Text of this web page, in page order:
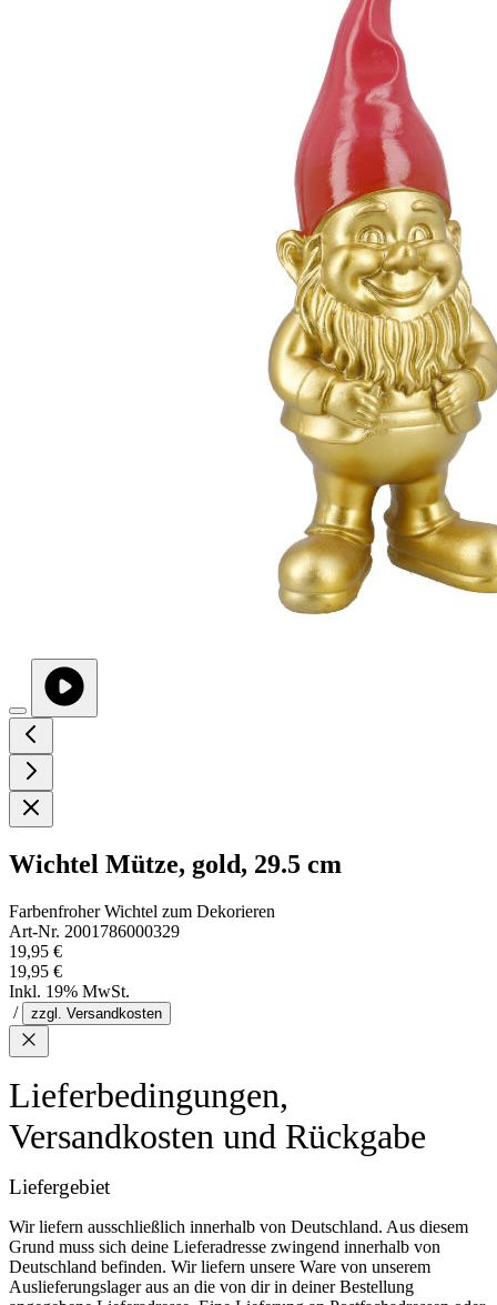
Wichtel Mütze, gold, 29.5 cm
Farbenfroher Wichtel zum Dekorieren
Art-Nr. 2001786000329
19,95 €
19,95 €
Inkl. 19% MwSt.
/
zzgl. Versandkosten
Lieferbedingungen,
Versandkosten und Rückgabe
Liefergebiet
Wir liefern ausschließlich innerhalb von Deutschland. Aus diesem
Grund muss sich deine Lieferadresse zwingend innerhalb von
Deutschland befinden. Wir liefern unsere Ware von unserem
Auslieferungslager aus an die von dir in deiner Bestellung